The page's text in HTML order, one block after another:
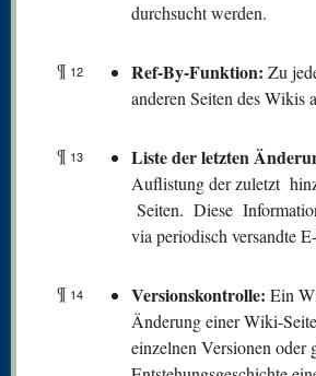
durchsucht werden.
¶ 12 Ref-By-Funktion: Zu
anderen Seiten des Wikis
¶ 13 Liste der letzten
Auflistung der zuletzt
Seiten. Diese
via periodisch versandte
¶ 14 Versionskontrolle: Ein
Änderung einer Wiki-
einzelnen Versionen oder